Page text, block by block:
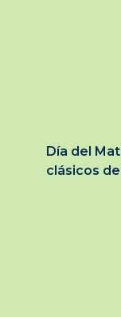
Día del
clásicos